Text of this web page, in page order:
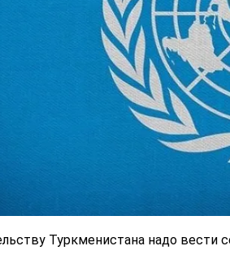
Туркменистана надо вести